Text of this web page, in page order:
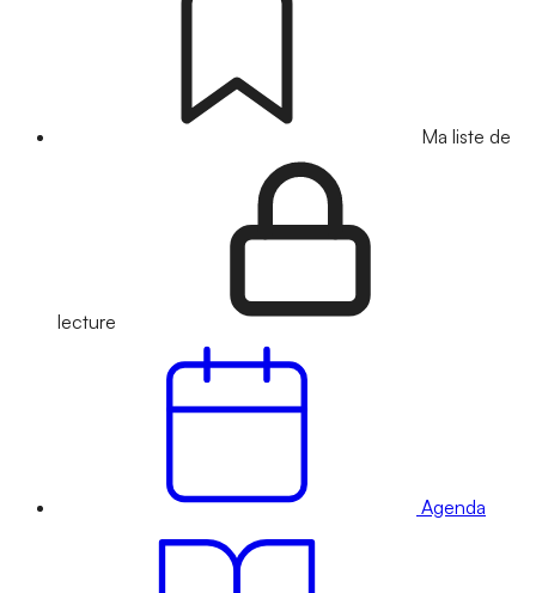
Ma liste de
lecture
Agenda